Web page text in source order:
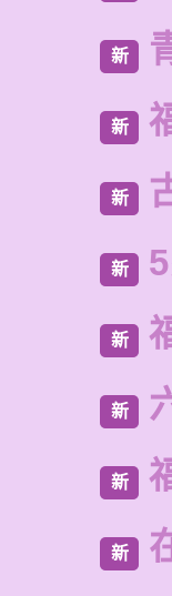
新
新
新
新
新
新
新
新